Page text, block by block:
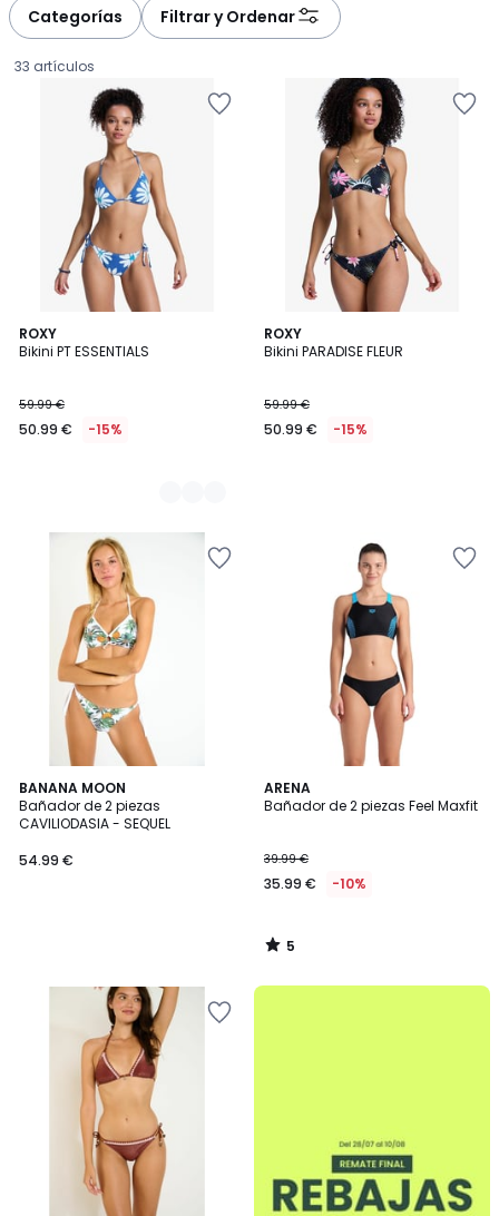
Categorías Filtrar y Ordenar
33 artículos
ROXY
Bikini PT ESSENTIALS
€
en
descuento
aplicado.
59.99 €
50.99 € -15%
2
Colores
ROXY
Bikini PARADISE FLEUR
59.99 €
50.99 € -15%
BANANA MOON
Bañador de 2 piezas
CAVILIODASIA - SEQUEL
54.99 €
ARENA
Bañador de 2 piezas Feel Maxfit
39.99 €
35.99 € -10%
5
/
5
/
.